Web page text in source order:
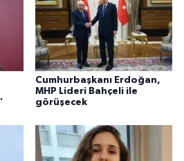
Cumhurbaşkanı Erdoğan,
MHP Lideri Bahçeli ile
görüşecek